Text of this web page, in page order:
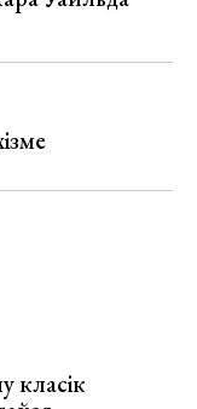
класік